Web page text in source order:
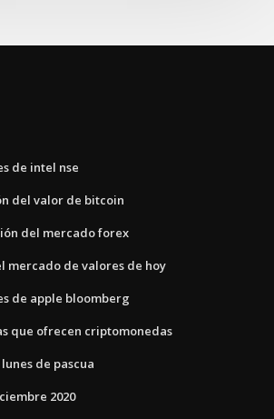
de intel nse
del valor de bitcoin
del mercado forex
mercado de valores de hoy
de apple bloomberg
que ofrecen criptomonedas
de pascua
2020